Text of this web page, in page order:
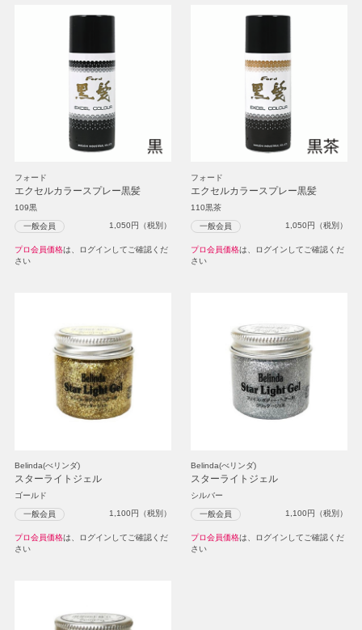
フォード
エクセルカラースプレー黒髪
109黒
一般会員 1,050円（税別）
プロ会員価格は、ログインしてご確認くだ
さい
フォード
エクセルカラースプレー黒髪
110黒茶
一般会員 1,050円（税別）
プロ会員価格は、ログインしてご確認くだ
さい
Belinda(べリンダ)
スターライトジェル
ゴールド
一般会員 1,100円（税別）
プロ会員価格は、ログインしてご確認くだ
さい
Belinda(べリンダ)
スターライトジェル
シルバー
一般会員 1,100円（税別）
プロ会員価格は、ログインしてご確認くだ
さい